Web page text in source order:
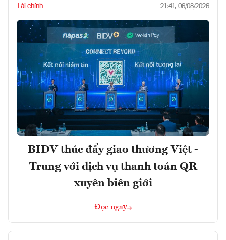
Tài chính 21:41, 06/08/2026
BIDV thúc đẩy giao thương Việt -
Trung với dịch vụ thanh toán QR
xuyên biên giới
Đọc ngay